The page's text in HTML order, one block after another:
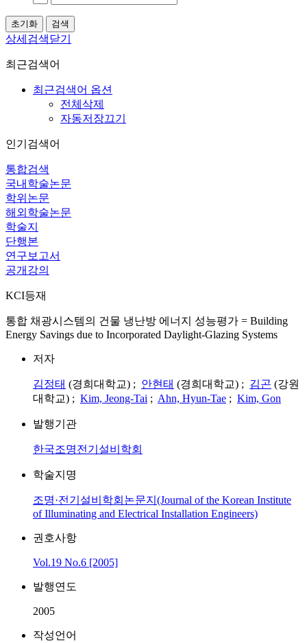
상세검색닫기
최근검색어
최근검색어 옵션
전체삭제
자동저장끄기
인기검색어
통합검색
국내학술논문
학위논문
해외학술논문
학술지
단행본
연구보고서
공개강의
KCI등재
통합 채광시스템의 건물 냉난방 에너지 성능평가 = Building
Energy Savings due to Incorporated Daylight-Glazing Systems
저자
김정태 (경희대학교) ; 안현태 (경희대학교) ; 김곤 (강원
대학교) ; Kim, Jeong-Tai ; Ahn, Hyun-Tae ; Kim, Gon
발행기관
한국조명전기설비학회
학술지명
조명·전기설비학회논문지(Journal of the Korean Institute
of Illuminating and Electrical Installation Engineers)
권호사항
Vol.19 No.6 [2005]
발행연도
2005
작성언어